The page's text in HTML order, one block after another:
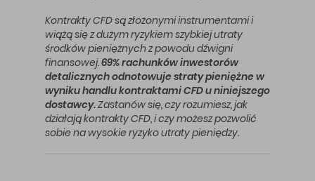
Kontrakty CFD są złożonymi instrumentami i
wiążą się z dużym ryzykiem szybkiej utraty
środków pieniężnych z powodu dźwigni
finansowej.69% rachunków inwestorów
detalicznych odnotowuje straty pieniężne w
wyniku handlu kontraktami CFD u niniejszego
dostawcy.Zastanów się, czy rozumiesz, jak
działają kontrakty CFD, i czy możesz pozwolić
sobie na wysokie ryzyko utraty pieniędzy.